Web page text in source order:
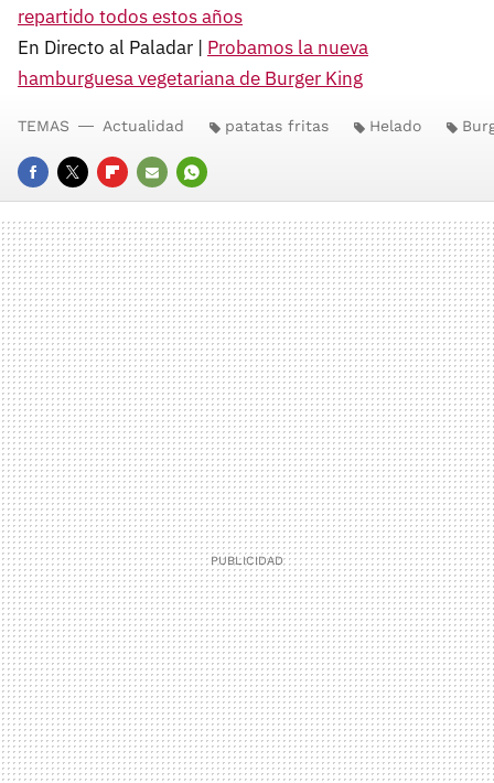
repartido todos estos años
En Directo al Paladar | Probamos la nueva
hamburguesa vegetariana de Burger King
FACEBOOK
TWITTERFLIPBOARD
E-
MAIL
WHATSAPP
TEMAS Actualidad patatas fritas Helado